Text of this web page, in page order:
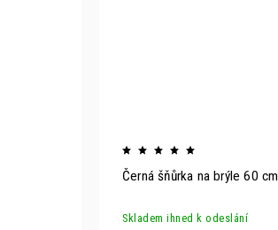
Černá šňůrka na brýle 60 cm
Skladem ihned k odeslání